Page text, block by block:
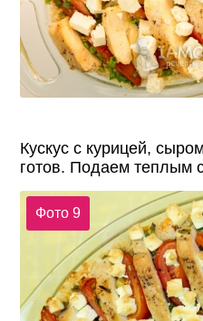
Кускус с курицей,
готов. Подаем теплым
Фото 9